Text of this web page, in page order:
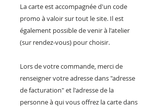
La carte est accompagnée d'un code
promo à valoir sur tout le site. Il est
également possible de venir à l'atelier
(sur rendez-vous) pour choisir.
Lors de votre commande, merci de
renseigner votre adresse dans "adresse
de facturation" et l'adresse de la
personne à qui vous offrez la carte dans